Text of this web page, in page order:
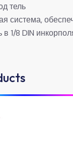
тель
система,
1/8 DIN